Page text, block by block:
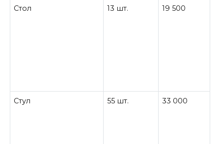
Стол 13 шт. 19 500
Стул 55 шт. 33 000